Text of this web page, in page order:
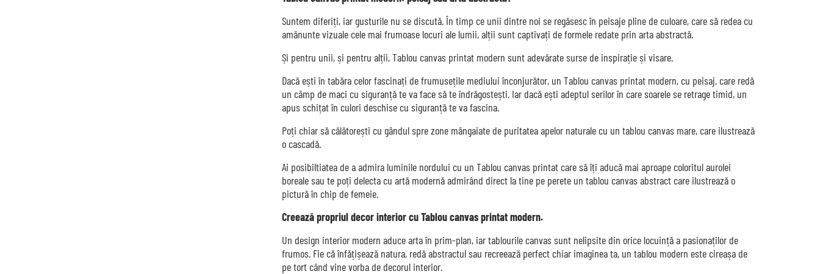
Suntem diferiți, iar gusturile nu se discută. În timp ce unii dintre noi se regăsesc în peisaje pline de culoare, care să redea cu
amănunte vizuale cele mai frumoase locuri ale lumii, alții sunt captivați de formele redate prin arta abstractă.
Și pentru unii, și pentru alții, Tablou canvas printat modern sunt adevărate surse de inspirație și visare.
Dacă ești în tabăra celor fascinați de frumusețile mediului înconjurător, un Tablou canvas printat modern, cu peisaj, care redă
un câmp de maci cu siguranță te va face să te îndrăgostești. Iar dacă ești adeptul serilor în care soarele se retrage timid, un
apus schițat în culori deschise cu siguranță te va fascina.
Poți chiar să călătorești cu gândul spre zone mângaiate de puritatea apelor naturale cu un tablou canvas mare, care ilustrează
o cascadă.
Ai posibiltiatea de a admira luminile nordului cu un Tablou canvas printat care să îți aducă mai aproape coloritul aurolei
boreale sau te poți delecta cu artă modernă admirând direct la tine pe perete un tablou canvas abstract care ilustrează o
pictură în chip de femeie.
Creează propriul decor interior cu Tablou canvas printat modern.
Un design interior modern aduce arta în prim-plan, iar tablourile canvas sunt nelipsite din orice locuință a pasionaților de
frumos. Fie că înfățișează natura, redă abstractul sau recreează perfect chiar imaginea ta, un tablou modern este cireașa de
pe tort când vine vorba de decorul interior.